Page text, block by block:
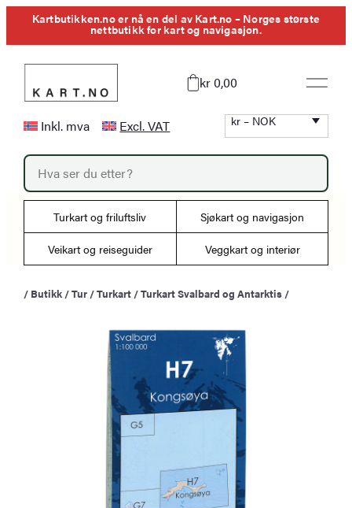
HoppKartbutikken.no er nå en del av Kart.no – Norges største
nettbutikk for kart og navigasjon.
kr 0,00
Inkl. mva Excl. VAT kr – NOK
P
o
d
t
r
Turkart og friluftsliv Sjøkart og navigasjon
Veikart og reiseguider Veggkart og interiør
/ Butikk /Tur /Turkart /Turkart Svalbard og Antarktis /